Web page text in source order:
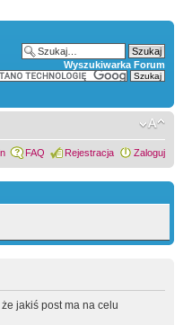
Wyszukiwarka Forum
FAQ Rejestracja Zaloguj
jakiś post ma na celu